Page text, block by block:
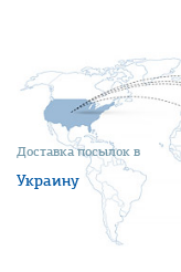
Доставка посылок в
Украину